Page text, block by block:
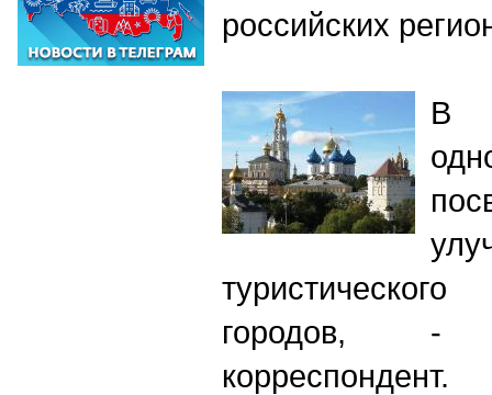
российских
В
городов, -
корреспондент.